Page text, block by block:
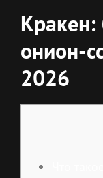
Кракен:
онион-
2026